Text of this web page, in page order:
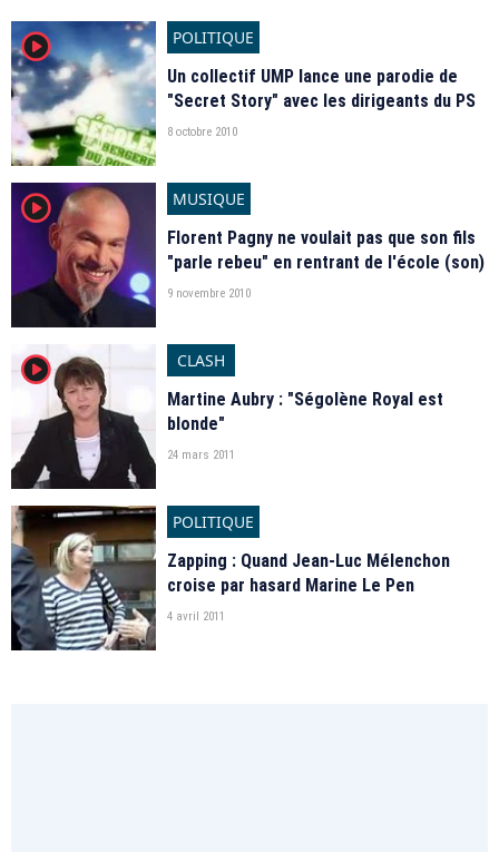
player2
POLITIQUE
Un collectif UMP lance une parodie de
"Secret Story" avec les dirigeants du PS
8 octobre 2010
player2
MUSIQUE
Florent Pagny ne voulait pas que son fils
"parle rebeu" en rentrant de l'école (son)
9 novembre 2010
player2
CLASH
Martine Aubry : "Ségolène Royal est
blonde"
24 mars 2011
POLITIQUE
Zapping : Quand Jean-Luc Mélenchon
croise par hasard Marine Le Pen
4 avril 2011